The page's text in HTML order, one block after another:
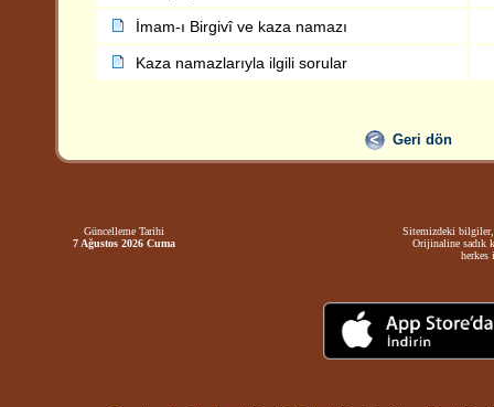
İmam-ı Birgivî ve kaza namazı
Kaza namazlarıyla ilgili sorular
Geri dön
Güncelleme Tarihi
7 Ağustos 2026 Cuma
Sitemizdeki bilgiler,
Orijinaline sadık
herkes